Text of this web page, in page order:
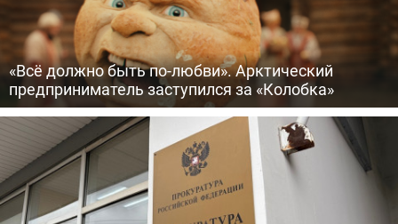
«Всё должно быть по-любви». Арктический
предприниматель заступился за «Колобка»